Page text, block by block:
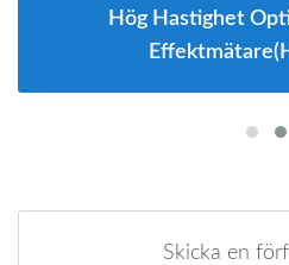
Hög Hastighet
Skicka en